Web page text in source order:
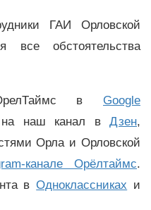
ГАИ Орловской
все обстоятельства
в Google
наш канал вДзен,
Орла и Орловской
канале Орёлтаймс.
вОдноклассниках и